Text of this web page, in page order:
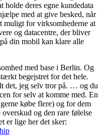
holde deres egne kundedata
med at give besked, når
muligt for virksomhederne at
og datacentre, der bliver
din mobil kan klare alle
med base i Berlin. Og
begejstret for det hele.
det, jeg selv tror på. … og du
for selv at komme med. En
købe flere) og for dem
og den rare følelse
er lige her det sker: